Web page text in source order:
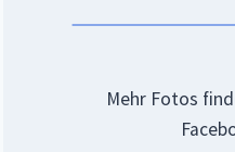
Mehr Fotos